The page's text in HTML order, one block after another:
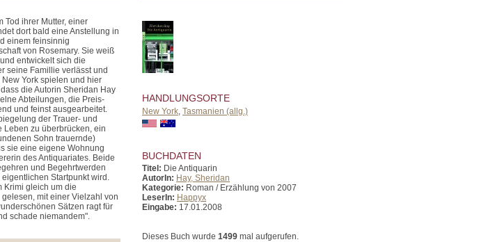
Tod ihrer Mutter, einer
dort bald eine Anstellung in
einem feinsinnig
von Rosemary. Sie weiß
entwickelt sich die
seine Famillie verlässt und
York spielen und hier
die Autorin Sheridan Hay
Abteilungen, die Preis-
und feinst ausgearbeitet.
der Trauer- und
Leben zu überbrücken, ein
Sohn trauernde)
sie eine eigene Wohnung
des Antiquariates. Beide
und Begehrtwerden
Startpunkt wird.
Krimi gleich um die
mit einer Vielzahl von
Sätzen ragt für
schade niemandem".
HANDLUNGSORTE
New York Tasmanien (allg.)
BUCHDATEN
Titel: Die Antiquarin
AutorIn: Hay, Sheridan
Kategorie: Roman / Erzählung von 2007
LeserIn: Happyx
Eingabe: 17.01.2008
Dieses Buch wurde 1499 mal aufgerufen.